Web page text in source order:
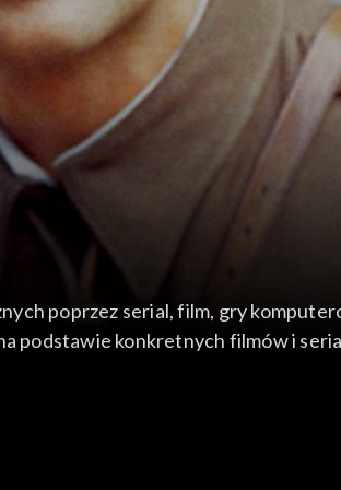
poprzez serial, film, gry
podstawie konkretnych filmów i